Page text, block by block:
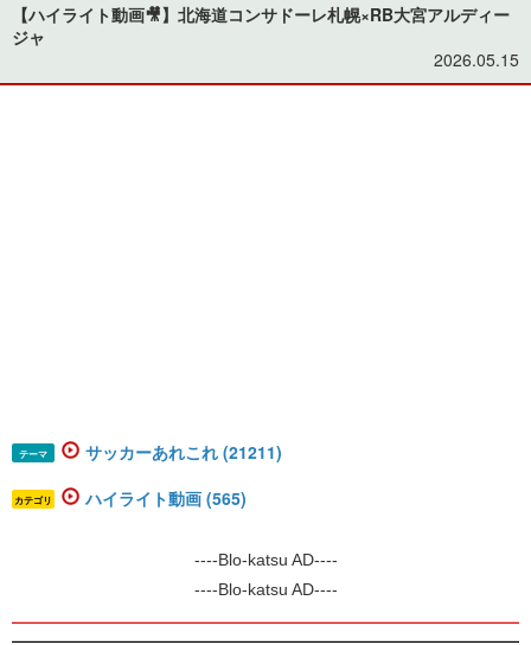
【ハイライト動画🎥】北海道コンサドーレ札幌×RB大宮アルディー
ジャ
2026.05.15
テーマ サッカーあれこれ (21211)
カテゴリ ハイライト動画 (565)
----Blo-katsu AD----
----Blo-katsu AD----